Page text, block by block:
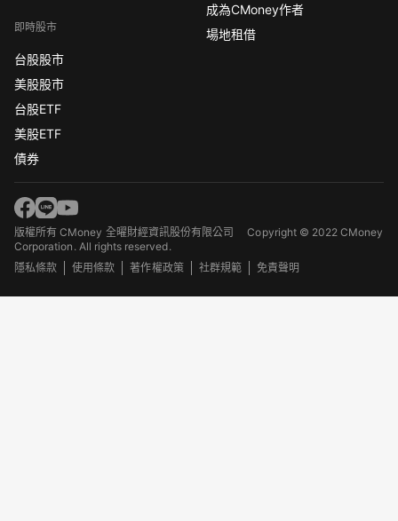
即時股市
台股股市
美股股市
台股ETF
美股ETF
債券
成為CMoney作者
場地租借
版權所有 CMoney 全曜財經資訊股份有限公司Copyright © 2022 CMoney
Corporation. All rights reserved.
隱私條款
使用條款 著作權政策 社群規範 免責聲明